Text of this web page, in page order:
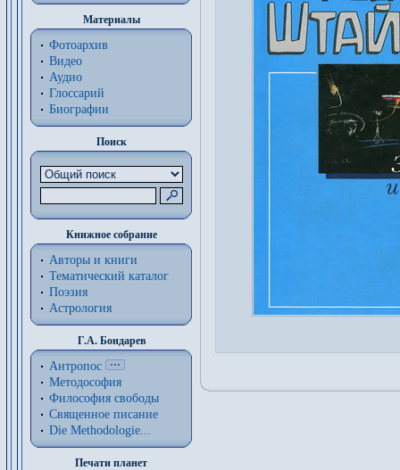
Материалы
Фотоархив
Видео
Аудио
Глоссарий
Биографии
Поиск
Книжное собрание
Авторы и книги
Тематический каталог
Поэзия
Астрология
Г.А. Бондарев
Антропос
Методософия
Философия cвободы
Священное писание
Die Methodologie...
Печати планет